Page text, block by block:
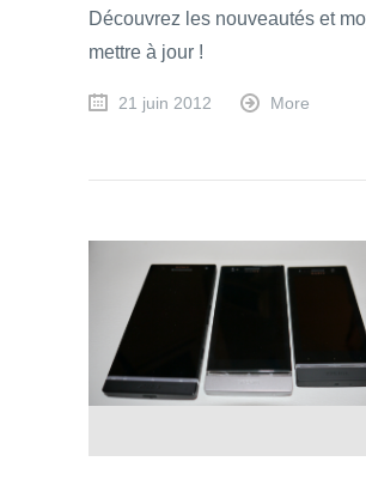
Découvrez les nouveautés et
mettre à jour !
21 juin 2012 More